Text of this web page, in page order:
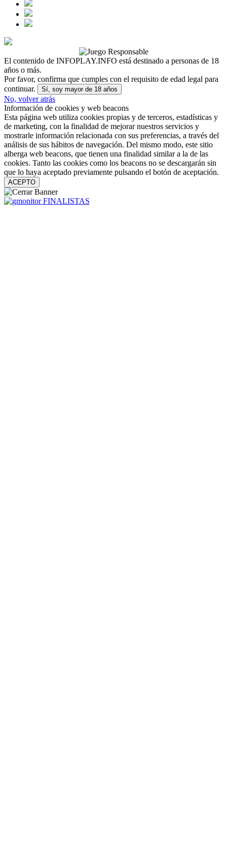
El contenido de INFOPLAY.INFO está destinado a personas de 18
años o más.
Por favor, confirma que cumples con el requisito de edad legal para
continuar.
Sí, soy mayor de 18 años
No, volver atrás
Información de cookies y web beacons
Esta página web utiliza cookies propias y de terceros, estadísticas y
de marketing, con la finalidad de mejorar nuestros servicios y
mostrarle información relacionada con sus preferencias, a través del
análisis de sus hábitos de navegación. Del mismo modo, este sitio
alberga web beacons, que tienen una finalidad similar a la de las
cookies. Tanto las cookies como los beacons no se descargarán sin
que lo haya aceptado previamente pulsando el botón de aceptación.
ACEPTO